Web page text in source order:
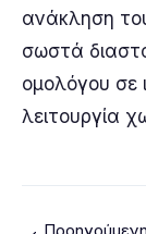
ανάκληση
σωστά
ομολόγου σε
λειτουργία